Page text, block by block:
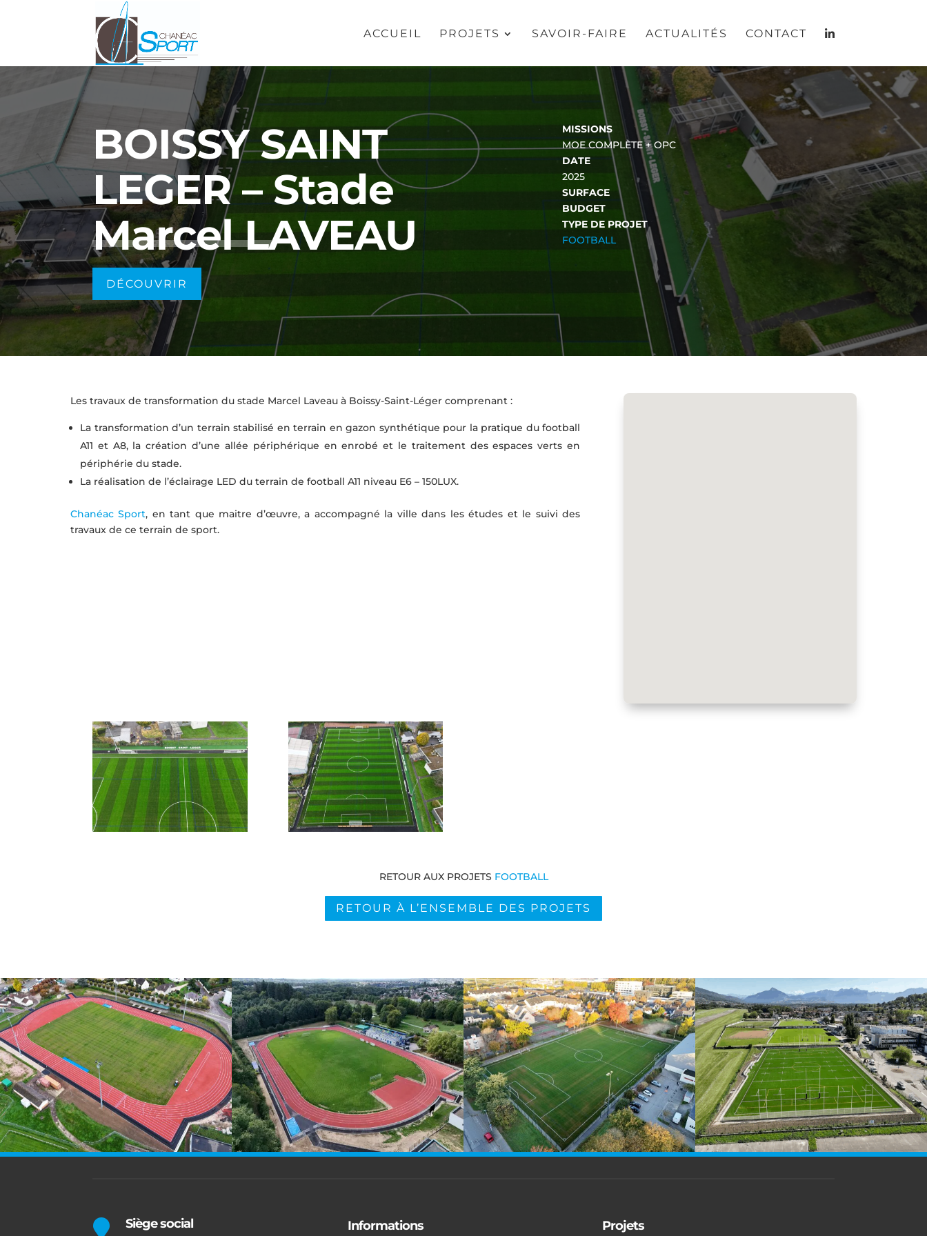
ACCUEIL PROJETS SAVOIR-FAIRE ACTUALITÉS CONTACT
BOISSY SAINT
LEGER – Stade
Marcel LAVEAU
DÉCOUVRIR
MISSIONS
MOE COMPLÈTE + OPC
DATE
2025
SURFACE
BUDGET
TYPE DE PROJET
FOOTBALL
Les travaux de transformation du stade Marcel Laveau à Boissy-Saint-Léger comprenant :
La transformation d’un terrain stabilisé en terrain en gazon synthétique pour la pratique du football
A11 et A8, la création d’une allée périphérique en enrobé et le traitement des espaces verts en
périphérie du stade.
La réalisation de l’éclairage LED du terrain de football A11 niveau E6 – 150LUX.
Chanéac Sport, en tant que maitre d’œuvre, a accompagné la ville dans les études et le suivi des
travaux de ce terrain de sport.
RETOUR AUX PROJETS FOOTBALL
RETOUR À L’ENSEMBLE DES PROJETS
 Siège social Informations Projets